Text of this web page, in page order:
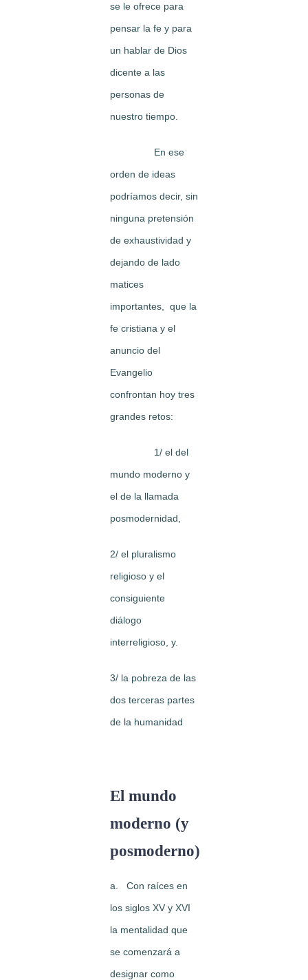
se le ofrece para
pensar la fe y para
un hablar de Dios
dicente a las
personas de
nuestro tiempo.
En ese
orden de ideas
podríamos decir, sin
ninguna pretensión
de exhaustividad y
dejando de lado
matices
importantes, que la
fe cristiana y el
anuncio del
Evangelio
confrontan hoy tres
grandes retos:
1/ el del
mundo moderno y
el de la llamada
posmodernidad,
2/ el pluralismo
religioso y el
consiguiente
diálogo
interreligioso, y.
3/ la pobreza de las
dos terceras partes
de la humanidad
El mundo
moderno (y
posmoderno)
a. Con raíces en
los siglos XV y XVI
la mentalidad que
se comenzará a
designar como